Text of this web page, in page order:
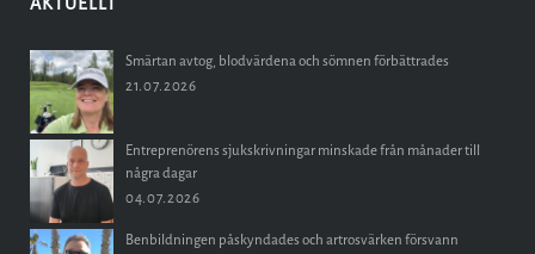
Smärtan avtog, blodvärdena och sömnen förbättrades
21.07.2026
Entreprenörens sjukskrivningar minskade från månader till
några dagar
04.07.2026
Benbildningen påskyndades och artrosvärken försvann